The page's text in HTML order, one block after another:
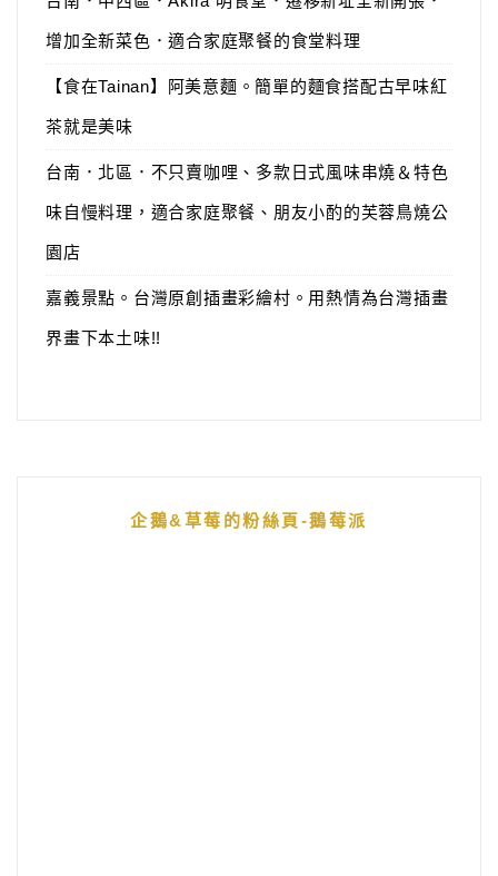
增加全新菜色．適合家庭聚餐的食堂料理
【食在Tainan】阿美意麵。簡單的麵食搭配古早味紅
茶就是美味
台南．北區．不只賣咖哩、多款日式風味串燒＆特色
味自慢料理，適合家庭聚餐、朋友小酌的芙蓉鳥燒公
園店
嘉義景點。台灣原創插畫彩繪村。用熱情為台灣插畫
界畫下本土味!!
企鵝&草莓的粉絲頁-鵝莓派